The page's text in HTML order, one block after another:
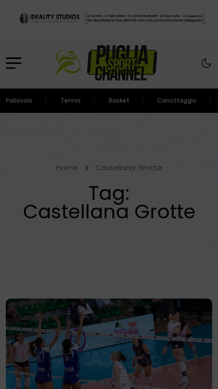
Pallavolo Tennis Basket Canottaggio
Home Castellana Grotte
Tag:
Castellana Grotte